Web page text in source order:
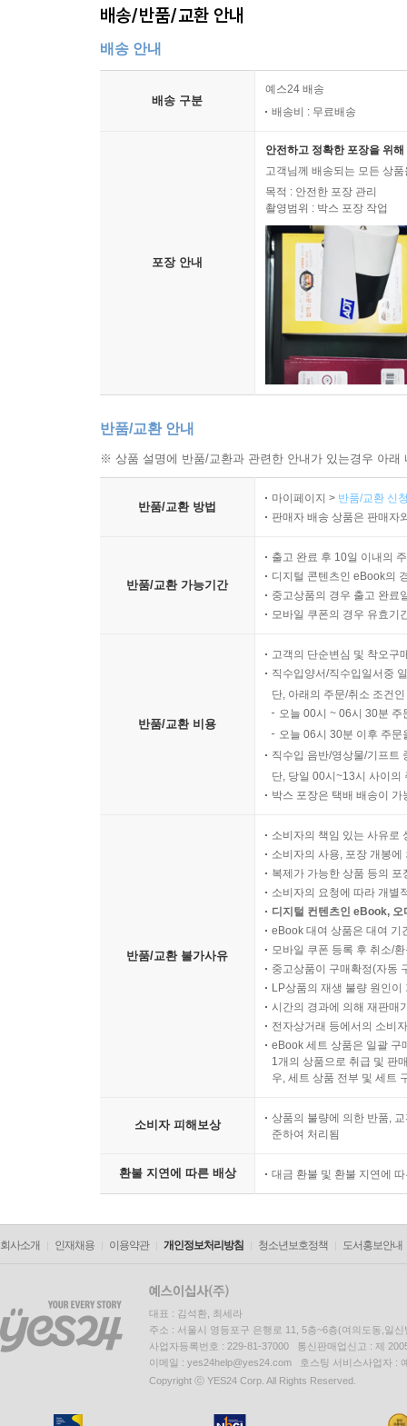
배송/반품/교환 안내
배송 안내
배송 구분
예스24 배송
배송비 : 무료배송
포장 안내
안전하고 정확한 포장을 위
고객님께 배송되는 모든 상
목적 : 안전한 포장 관리
촬영범위 : 박스 포장 작업
반품/교환 안내
※ 상품 설명에 반품/교환과 관련한 안내가 있는경우 아
반품/교환 방법
마이페이지 > 반품/교환 신
판매자 배송 상품은 판매자
반품/교환 가능기간
출고 완료 후 10일 이내의
디지털 콘텐츠인 eBook의
중고상품의 경우 출고 완료
모바일 쿠폰의 경우 유효기
반품/교환 비용
고객의 단순변심 및 착오구
직수입양서/직수입일서중
단, 아래의 주문/취소 조건
오늘 00시 ~ 06시 30분
오늘 06시 30분 이후 주
직수입 음반/영상물/기프트
단, 당일 00시~13시 사이의
박스 포장은 택배 배송이
반품/교환 불가사유
소비자의 책임 있는 사유로
소비자의 사용, 포장 개봉
복제가 가능한 상품 등의
소비자의 요청에 따라 개별
디지털 컨텐츠인 eBook,
eBook 대여 상품은 대여 기
모바일 쿠폰 등록 후 취소/
중고상품이 구매확정(자동
LP상품의 재생 불량 원인
시간의 경과에 의해 재판매
전자상거래 등에서의 소비
eBook 세트 상품은 일괄 구
1개의 상품으로 취급 및 판
우, 세트 상품 전부 및 세트
소비자 피해보상
상품의 불량에 의한 반품,
준하여 처리됨
환불 지연에 따른 배상 대금 환불 및 환불 지연에
회사소개 인재채용 이용약관 개인정보처리방침 청소년보호정책 도서홍보안내
대표 : 김석환, 최세라
주소 : 서울시 영등포구 은행로 11, 5층~6층(여의도동,일신
사업자등록번호 : 229-81-37000 통신판매업신고 : 제
이메일 : yes24help@yes24.com 호스팅 서비스사업자 :
Copyright ⓒ YES24 Corp. All Rights Reserved.